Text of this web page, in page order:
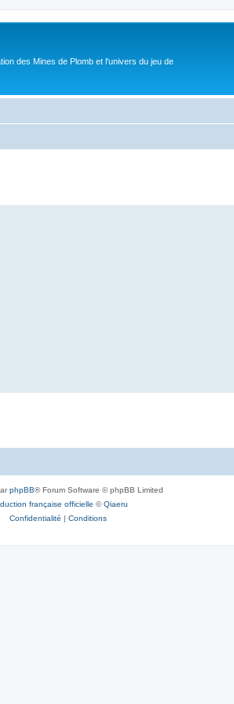
des Mines de Plomb et l'univers du jeu de
phpBB® Forum Software © phpBB Limited
française officielle ©Qiaeru
Confidentialité | Conditions